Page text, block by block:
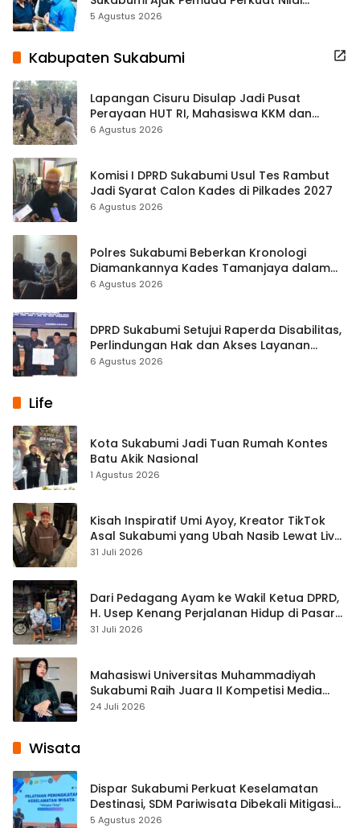
Kebangsaan
5 Agustus 2026
Kabupaten Sukabumi
Lapangan Cisuru Disulap Jadi Pusat
Perayaan HUT RI, Mahasiswa KKM dan
Warga Satukan Tenaga
6 Agustus 2026
Komisi I DPRD Sukabumi Usul Tes Rambut
Jadi Syarat Calon Kades di Pilkades 2027
6 Agustus 2026
Polres Sukabumi Beberkan Kronologi
Diamankannya Kades Tamanjaya dalam
Kasus Sabu
6 Agustus 2026
DPRD Sukabumi Setujui Raperda Disabilitas,
Perlindungan Hak dan Akses Layanan
Diperkuat
6 Agustus 2026
Life
Kota Sukabumi Jadi Tuan Rumah Kontes
Batu Akik Nasional
1 Agustus 2026
Kisah Inspiratif Umi Ayoy, Kreator TikTok
Asal Sukabumi yang Ubah Nasib Lewat Live
Streaming
31 Juli 2026
Dari Pedagang Ayam ke Wakil Ketua DPRD,
H. Usep Kenang Perjalanan Hidup di Pasar
Cisaat
31 Juli 2026
Mahasiswi Universitas Muhammadiyah
Sukabumi Raih Juara II Kompetisi Media
Pembelajaran Digital Tingkat Internasional
24 Juli 2026
Wisata
Dispar Sukabumi Perkuat Keselamatan
Destinasi, SDM Pariwisata Dibekali Mitigasi
hingga Teknik Evakuasi
5 Agustus 2026